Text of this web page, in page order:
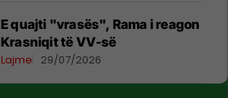
E quajti "vrasës", Rama i reagon
Krasniqit të VV-së
Lajme 29/07/2026